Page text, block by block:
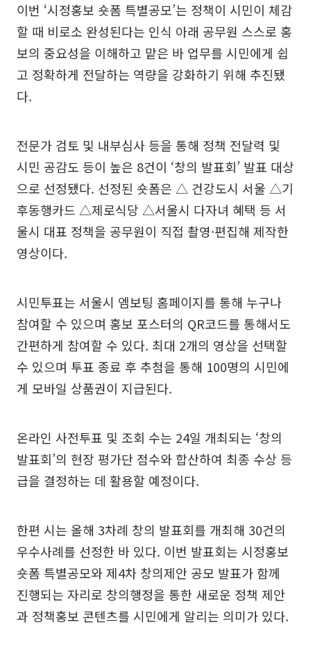
이번 ‘시정홍보 숏폼 특별공모’는 정책이 시민이 체감
할 때 비로소 완성된다는 인식 아래 공무원 스스로 홍
보의 중요성을 이해하고 맡은 바 업무를 시민에게 쉽
고 정확하게 전달하는 역량을 강화하기 위해 추진됐
다.
전문가 검토 및 내부심사 등을 통해 정책 전달력 및
시민 공감도 등이 높은 8건이 ‘창의 발표회’ 발표 대상
으로 선정됐다. 선정된 숏폼은 △ 건강도시 서울 △기
후동행카드 △제로식당 △서울시 다자녀 혜택 등 서
울시 대표 정책을 공무원이 직접 촬영·편집해 제작한
영상이다.
시민투표는 서울시 엠보팅 홈페이지를 통해 누구나
참여할 수 있으며 홍보 포스터의 QR코드를 통해서도
간편하게 참여할 수 있다. 최대 2개의 영상을 선택할
수 있으며 투표 종료 후 추첨을 통해 100명의 시민에
게 모바일 상품권이 지급된다.
온라인 사전투표 및 조회 수는 24일 개최되는 ‘창의
발표회’의 현장 평가단 점수와 합산하여 최종 수상 등
급을 결정하는 데 활용할 예정이다.
한편 시는 올해 3차례 창의 발표회를 개최해 30건의
우수사례를 선정한 바 있다. 이번 발표회는 시정홍보
숏폼 특별공모와 제4차 창의제안 공모 발표가 함께
진행되는 자리로 창의행정을 통한 새로운 정책 제안
과 정책홍보 콘텐츠를 시민에게 알리는 의미가 있다.